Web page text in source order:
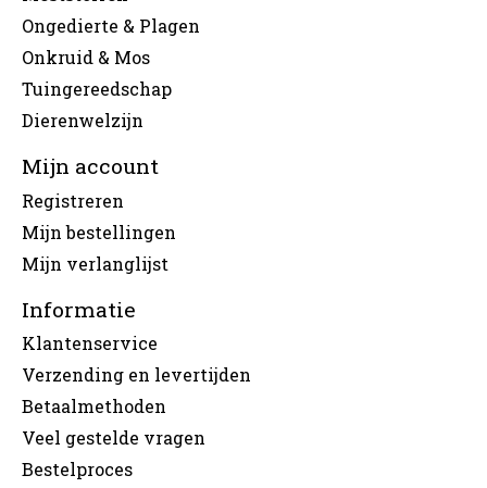
Ongedierte & Plagen
Onkruid & Mos
Tuingereedschap
Dierenwelzijn
Mijn account
Registreren
Mijn bestellingen
Mijn verlanglijst
Informatie
Klantenservice
Verzending en levertijden
Betaalmethoden
Veel gestelde vragen
Bestelproces